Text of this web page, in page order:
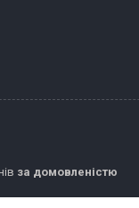
за домовленістю